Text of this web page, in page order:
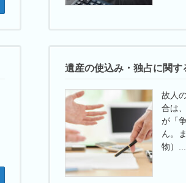
遺産の使込み・独占に関す
故人
合は
が「
ん。
物）...